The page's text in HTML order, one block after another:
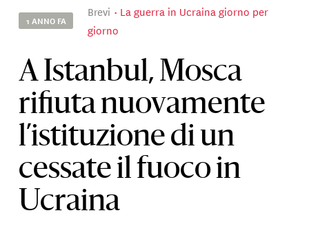
1 ANNO FA
Brevi
La guerra in Ucraina giorno per
giorno
A Istanbul, Mosca
rifiuta nuovamente
l’istituzione di un
cessate il fuoco in
Ucraina